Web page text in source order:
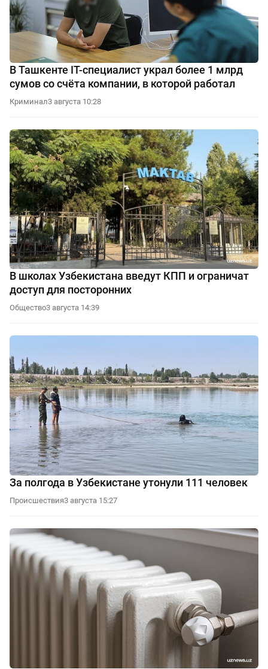
В Ташкенте IT-специалист украл более 1 млрд
сумов со счёта компании, в которой работал
Криминал3 августа 10:28
В школах Узбекистана введут КПП и ограничат
доступ для посторонних
Общество3 августа 14:39
За полгода в Узбекистане утонули 111 человек
Происшествия3 августа 15:27